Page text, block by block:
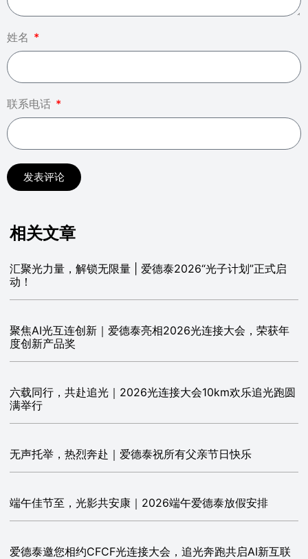
姓名
联系电话
发表评论
相关文章
汇聚光力量，解锁无限量 | 爱德泰2026“光子计划”正式启
动！
聚焦AI光互连创新｜爱德泰亮相2026光连接大会，荣获年
度创新产品奖
六载同行，共赴追光｜2026光连接大会10km欢乐追光跑圆
满举行
无声托举，热烈奔赴｜爱德泰祝所有父亲节日快乐
端午佳节至，光影共安康｜2026端午爱德泰放假安排
爱德泰邀您相约CFCF光连接大会，追光奔跑共启AI新互联